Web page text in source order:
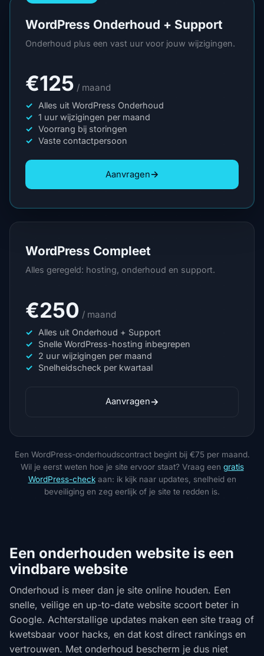
WordPress Onderhoud + Support
Onderhoud plus een vast uur voor jouw wijzigingen.
€125 / maand
Alles uit WordPress Onderhoud
1 uur wijzigingen per maand
Voorrang bij storingen
Vaste contactpersoon
Aanvragen→
WordPress Compleet
Alles geregeld: hosting, onderhoud en support.
€250 / maand
Alles uit Onderhoud + Support
Snelle WordPress-hosting inbegrepen
2 uur wijzigingen per maand
Snelheidscheck per kwartaal
Aanvragen→
Een WordPress-onderhoudscontract begint bij €75 per maand.
Wil je eerst weten hoe je site ervoor staat? Vraag een gratis
WordPress-checkaan: ik kijk naar updates, snelheid en
beveiliging en zeg eerlijk of je site te redden is.
Een onderhouden website is een
vindbare website
Onderhoud is meer dan je site online houden. Een
snelle, veilige en up-to-date website scoort beter in
Google. Achterstallige updates maken een site traag of
kwetsbaar voor hacks, en dat kost direct rankings en
vertrouwen. Met onderhoud bescherm je dus niet